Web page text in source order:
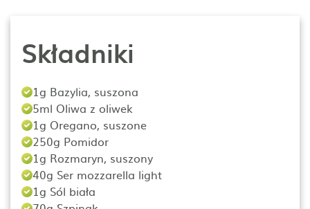
Składniki
1g Bazylia, suszona
5ml Oliwa z oliwek
1g Oregano, suszone
250g Pomidor
1g Rozmaryn, suszony
40g Ser mozzarella light
1g Sól biała